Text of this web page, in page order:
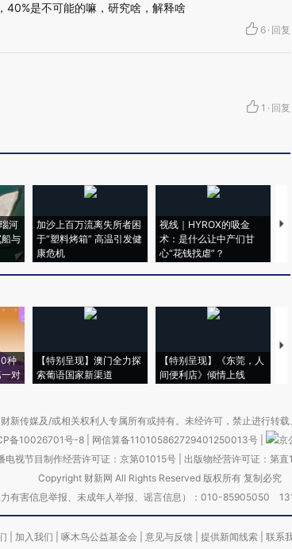
40%是不可能的嘛，研究啥，解释啥
6 · 回复
1 · 回复
河
与
加沙上百万流离失所者困
于“塑料烤箱” 高温引发健
康危机
视线｜HYROX的吸金
术：是什么让中产们甘
心“花钱找虐”？
种
一对
【特别呈现】澳门全力探
索葡语国家新渠道
【特别呈现】《东莞，人
间便利店》倾情上线
新传媒及/或相关权利人专属所有或持有。未经许可，禁止进行转载
备10026701号-8 网信算备110105862729401250013号
京
电视节目制作经营许可证：京第01015号| 出版物经营许可证：第
Copyright 财新网 All Rights Reserved 版权所有 复制必究
力有害信息举报、未成年人举报、谣言信息）：010-85905050
加入我们 啄木鸟公益基金会 意见与反馈 提供新闻线索 联系